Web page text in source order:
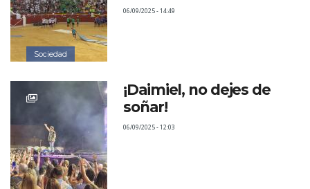
Sociedad
06/09/2025 - 14:49
¡Daimiel, no dejes de
soñar!
06/09/2025 - 12:03